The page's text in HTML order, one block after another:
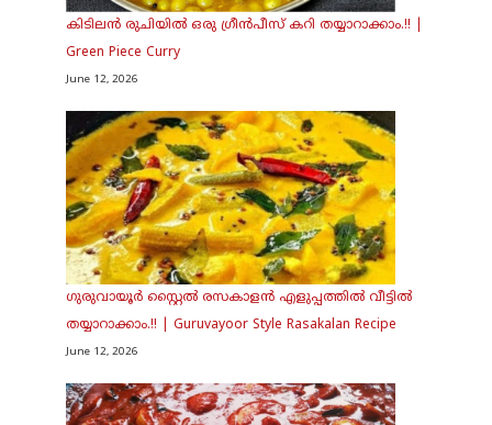
കിടിലൻ രുചിയിൽ ഒരു ഗ്രീൻപീസ് കറി തയ്യാറാക്കാം.!! |
Green Piece Curry
June 12, 2026
ഗുരുവായൂർ സ്റ്റൈൽ രസകാളൻ എളുപ്പത്തിൽ വീട്ടിൽ
തയ്യാറാക്കാം.!! | Guruvayoor Style Rasakalan Recipe
June 12, 2026